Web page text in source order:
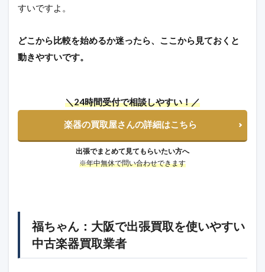
すいですよ。
どこから比較を始めるか迷ったら、ここから見ておくと
動きやすいです。
＼24時間受付で相談しやすい！／
楽器の買取屋さんの詳細はこちら
出張でまとめて見てもらいたい方へ
※年中無休で問い合わせできます
福ちゃん：大阪で出張買取を使いやすい
中古楽器買取業者